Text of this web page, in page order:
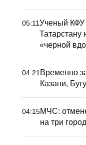
05:11Ученый КФУ
Татарстану
«черной
04:21 Временно
Казани,
04:15МЧС:
на три